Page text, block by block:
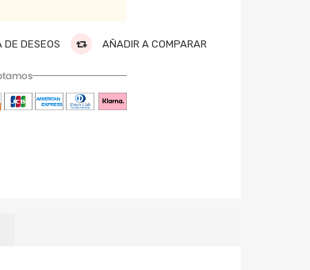
DE DESEOS AÑADIR A COMPARAR